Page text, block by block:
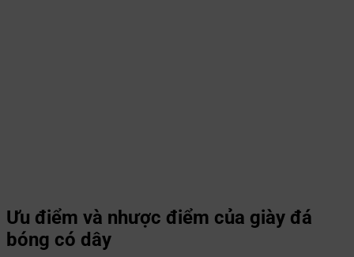
Ưu điểm và nhược điểm của giày đá
bóng có dây